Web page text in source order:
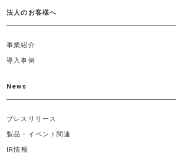
法人のお客様へ
事業紹介
導入事例
News
プレスリリース
製品・イベント関連
IR情報